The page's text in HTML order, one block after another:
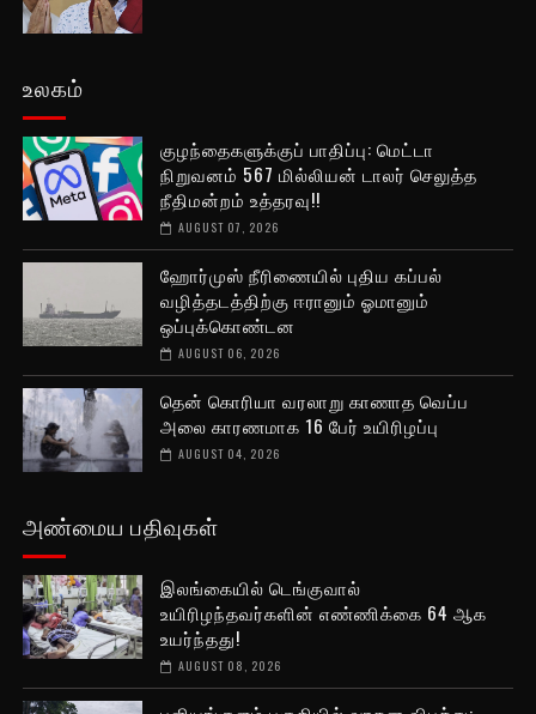
உலகம்
குழந்தைகளுக்குப் பாதிப்பு: மெட்டா
நிறுவனம் 567 மில்லியன் டாலர் செலுத்த
நீதிமன்றம் உத்தரவு!!
AUGUST 07, 2026
ஹோர்முஸ் நீரிணையில் புதிய கப்பல்
வழித்தடத்திற்கு ஈரானும் ஓமானும்
ஒப்புக்கொண்டன
AUGUST 06, 2026
தென் கொரியா வரலாறு காணாத வெப்ப
அலை காரணமாக 16 பேர் உயிரிழப்பு
AUGUST 04, 2026
அண்மைய பதிவுகள்
இலங்கையில் டெங்குவால்
உயிரிழந்தவர்களின் எண்ணிக்கை 64 ஆக
உயர்ந்தது!
AUGUST 08, 2026